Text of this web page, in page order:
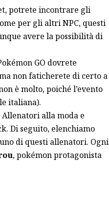
potrete incontrare gli
per gli altri NPC, questi
avere la possibilità di
GO dovrete
non faticherete di certo a
è molto, poiché l’evento
italiana).
alla moda e
Di seguito, elenchiamo
di questi allenatori. Ogni
, pokémon protagonista